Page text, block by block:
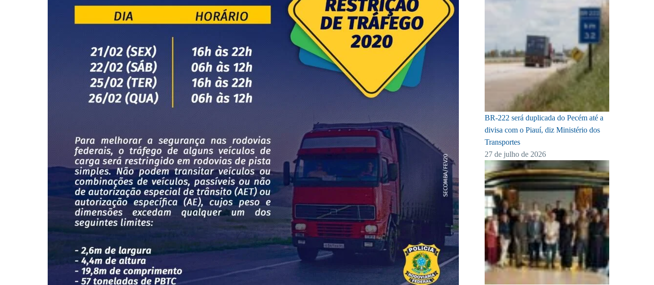
BR-222 será duplicada do Pecém até a
divisa com o Piauí, diz Ministério dos
Transportes
27 de julho de 2026